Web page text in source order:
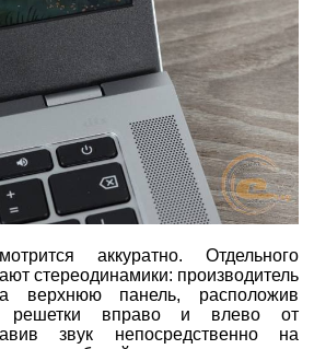
аккуратно. Отдельного
стереодинамики: производитель
верхнюю панель, расположив
решетки вправо и влево от
звук непосредственно на